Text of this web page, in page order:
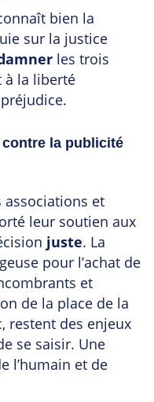
bien la
sur la justice
les trois
à la liberté
la publicité
associations et
leur soutien aux
juste. La
pour l’achat de
et
de la place de la
restent des enjeux
se saisir. Une
l’humain et de